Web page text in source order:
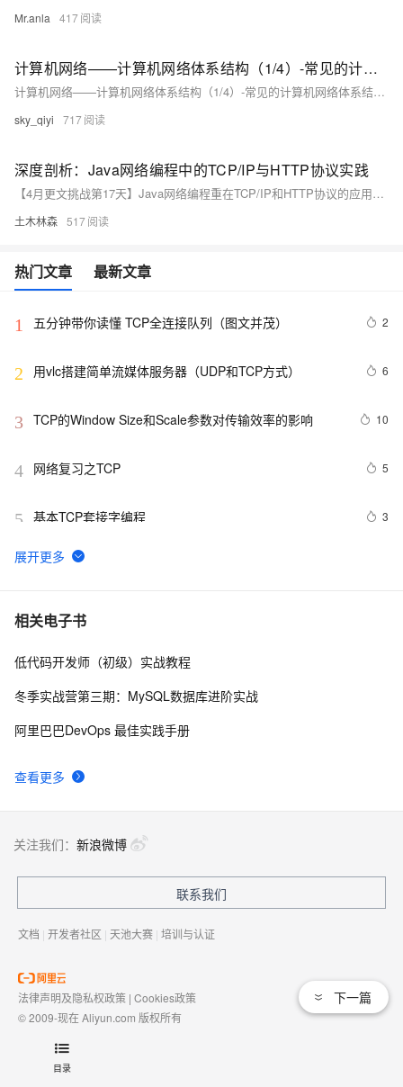
目录
Mr.anla 417
计算机网络——计算机网络体系结构（1/4）-常见的计算机网络体系结构（OSI体系、TCP/IP体系、原理体系五层协议）
计算机网络——计算机网络体系结构（1/4）-常见的计算机网络体系结构（OSI体系、TCP/IP体系、原理体系五层协议）
sky_qiyi 717
深度剖析：Java网络编程中的TCP/IP与HTTP协议实践
【4月更文挑战第17天】Java网络编程重在TCP/IP和HTTP协议的应用。TCP提供可靠数据传输，通过Socket和ServerSocket实现；HTTP用于Web服务，常借助HttpURLConnection或Apache HttpClient。两者结合，构成网络服务基础。Java有多种高级API和框架（如Netty、Spring Boot）简化开发，助力高效、高并发的网络通信。
土木林森 517
热门文章 最新文章
1 五分钟带你读懂 TCP全连接队列（图文并茂） 2
2 用vlc搭建简单流媒体服务器（UDP和TCP方式） 6
3 TCP的Window Size和Scale参数对传输效率的影响 10
4 网络复习之TCP 5
5 基本TCP套接字编程 3
6
ss is one another utility to investigate sockets(特适合大
7 TCP/IP三次握手总结;
8 如何理解UDP 和 TCP 区别 应用场景有哪些？
相关电子书
查看更多
低代码开发师（初级）实战教程
冬季实战营第三期：MySQL数据库进阶实战
阿里巴巴DevOps 最佳实践手册
下一篇
关注我们： 新浪微博
联系我们
文档 | 开发者社区 | 天池大赛 | 培训与认证
法律声明及隐私权政策 | Cookies政策
© 2009-现在 Aliyun.com 版权所有
域名注册服务机构许可：